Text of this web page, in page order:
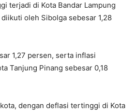
terjadi di Kota Bandar Lampung
oleh Sibolga sebesar 1,28
1,27 persen, serta inflasi
Tanjung Pinang sebesar 0,18
dengan deflasi tertinggi di Kota